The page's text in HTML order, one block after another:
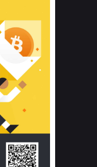
trạng kích
điều kiện
thể tìm hiểu
học về tác
trường
con
(External
hơn.
chọn
cho phòng
gối đệm
thẩm mỹ lẫn
cần cân
quan trọng